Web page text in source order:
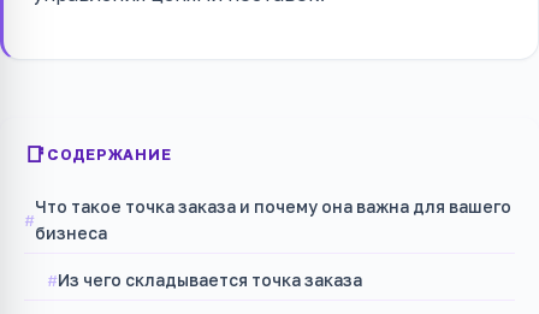
СОДЕРЖАНИЕ
Что такое точка заказа и почему она важна для вашего
бизнеса
Из чего складывается точка заказа